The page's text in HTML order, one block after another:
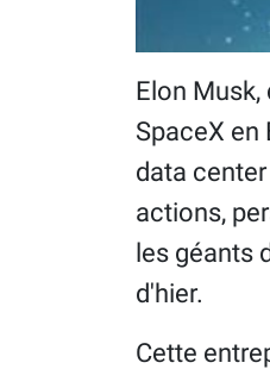
Elon
SpaceX
data
actions,
les géants
d'hier.
Cette